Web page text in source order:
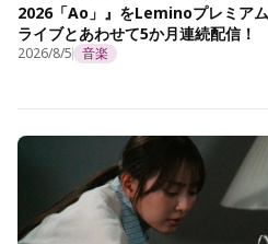
2026「Ao」』をLeminoプレミア
ライブとあわせて5か月連続配信！
2026/8/5 音楽